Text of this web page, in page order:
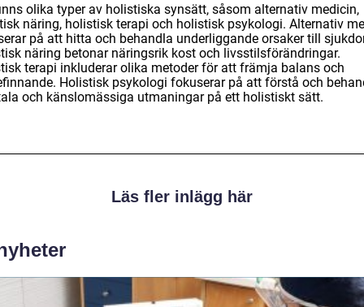
olika typer av holistiska synsätt, såsom alternativ medicin,
näring, holistisk terapi och holistisk psykologi. Alternativ
på att hitta och behandla underliggande orsaker till
näring betonar näringsrik kost och livsstilsförändringar.
terapi inkluderar olika metoder för att främja balans och
Holistisk psykologi fokuserar på att förstå och
och känslomässiga utmaningar på ett holistiskt sätt.
Läs fler inlägg här